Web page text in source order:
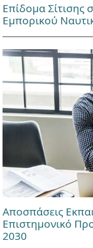
Επίδομα Σίτισης
Εμπορικού
Αποσπάσεις
Επιστημονικό
2030